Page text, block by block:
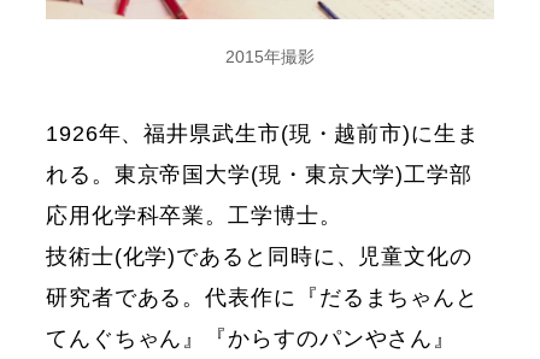
2015年撮影
1926年、福井県武生市(現・越前市)に生ま
れる。東京帝国大学(現・東京大学)工学部
応用化学科卒業。工学博士。
技術士(化学)であると同時に、児童文化の
研究者である。代表作に『だるまちゃんと
てんぐちゃん』『からすのパンやさん』